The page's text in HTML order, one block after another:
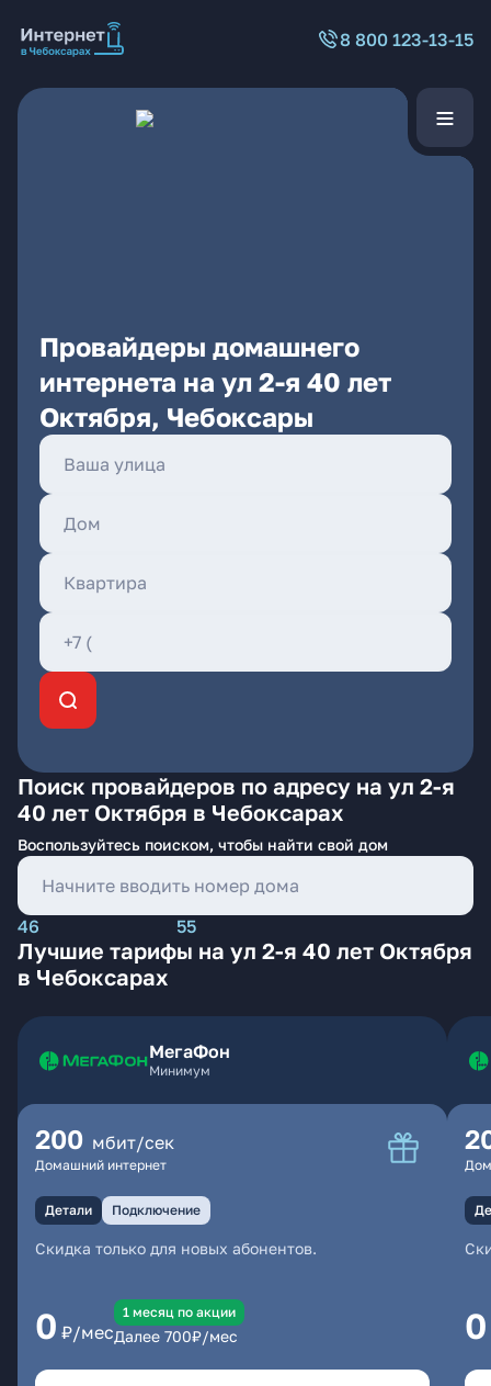
8 800 123-13-15
Провайдеры домашнего
интернета на ул 2-я 40 лет
Октября, Чебоксары
Поиск провайдеров по адресу на ул 2-я
40 лет Октября в Чебоксарах
Воспользуйтесь поиском, чтобы найти свой дом
46 55
Лучшие тарифы на ул 2-я 40 лет Октября
в Чебоксарах
МегаФон
Минимум
200 мбит/сек
Домашний интернет
Детали Подключение
Скидка только для новых абонентов.
0 ₽/мес
1 месяц по акции
Далее 700₽/мес 0